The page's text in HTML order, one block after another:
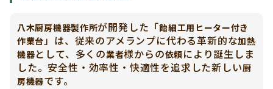
八木厨房機器製作所が開発した「飴細工用ヒーター付き
作業台」は、従来のアメランプに代わる革新的な加熱
機器として、多くの業者様からの依頼により誕生しま
した。安全性・効率性・快適性を追求した新しい厨
房機器です。